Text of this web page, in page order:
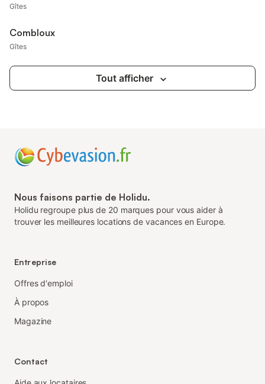
Gîtes
Combloux
Gîtes
Tout afficher
Nous faisons partie de Holidu.
Holidu regroupe plus de 20 marques pour vous aider à
trouver les meilleures locations de vacances en Europe.
Entreprise
Offres d'emploi
À propos
Magazine
Contact